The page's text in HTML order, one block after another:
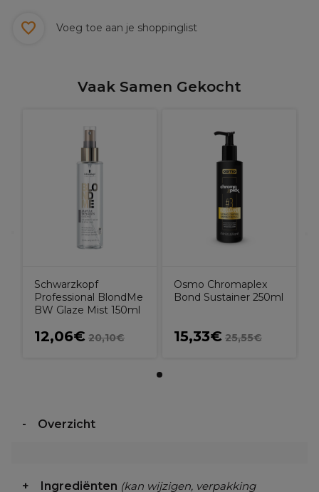
Voeg toe aan je shoppinglist
Vaak Samen Gekocht
Schwarzkopf
Professional BlondMe
BW Glaze Mist 150ml
12,06€ 20,10€
Osmo Chromaplex
Bond Sustainer 250ml
15,33€ 25,55€
Overzicht
Ingrediënten (kan wijzigen, verpakking